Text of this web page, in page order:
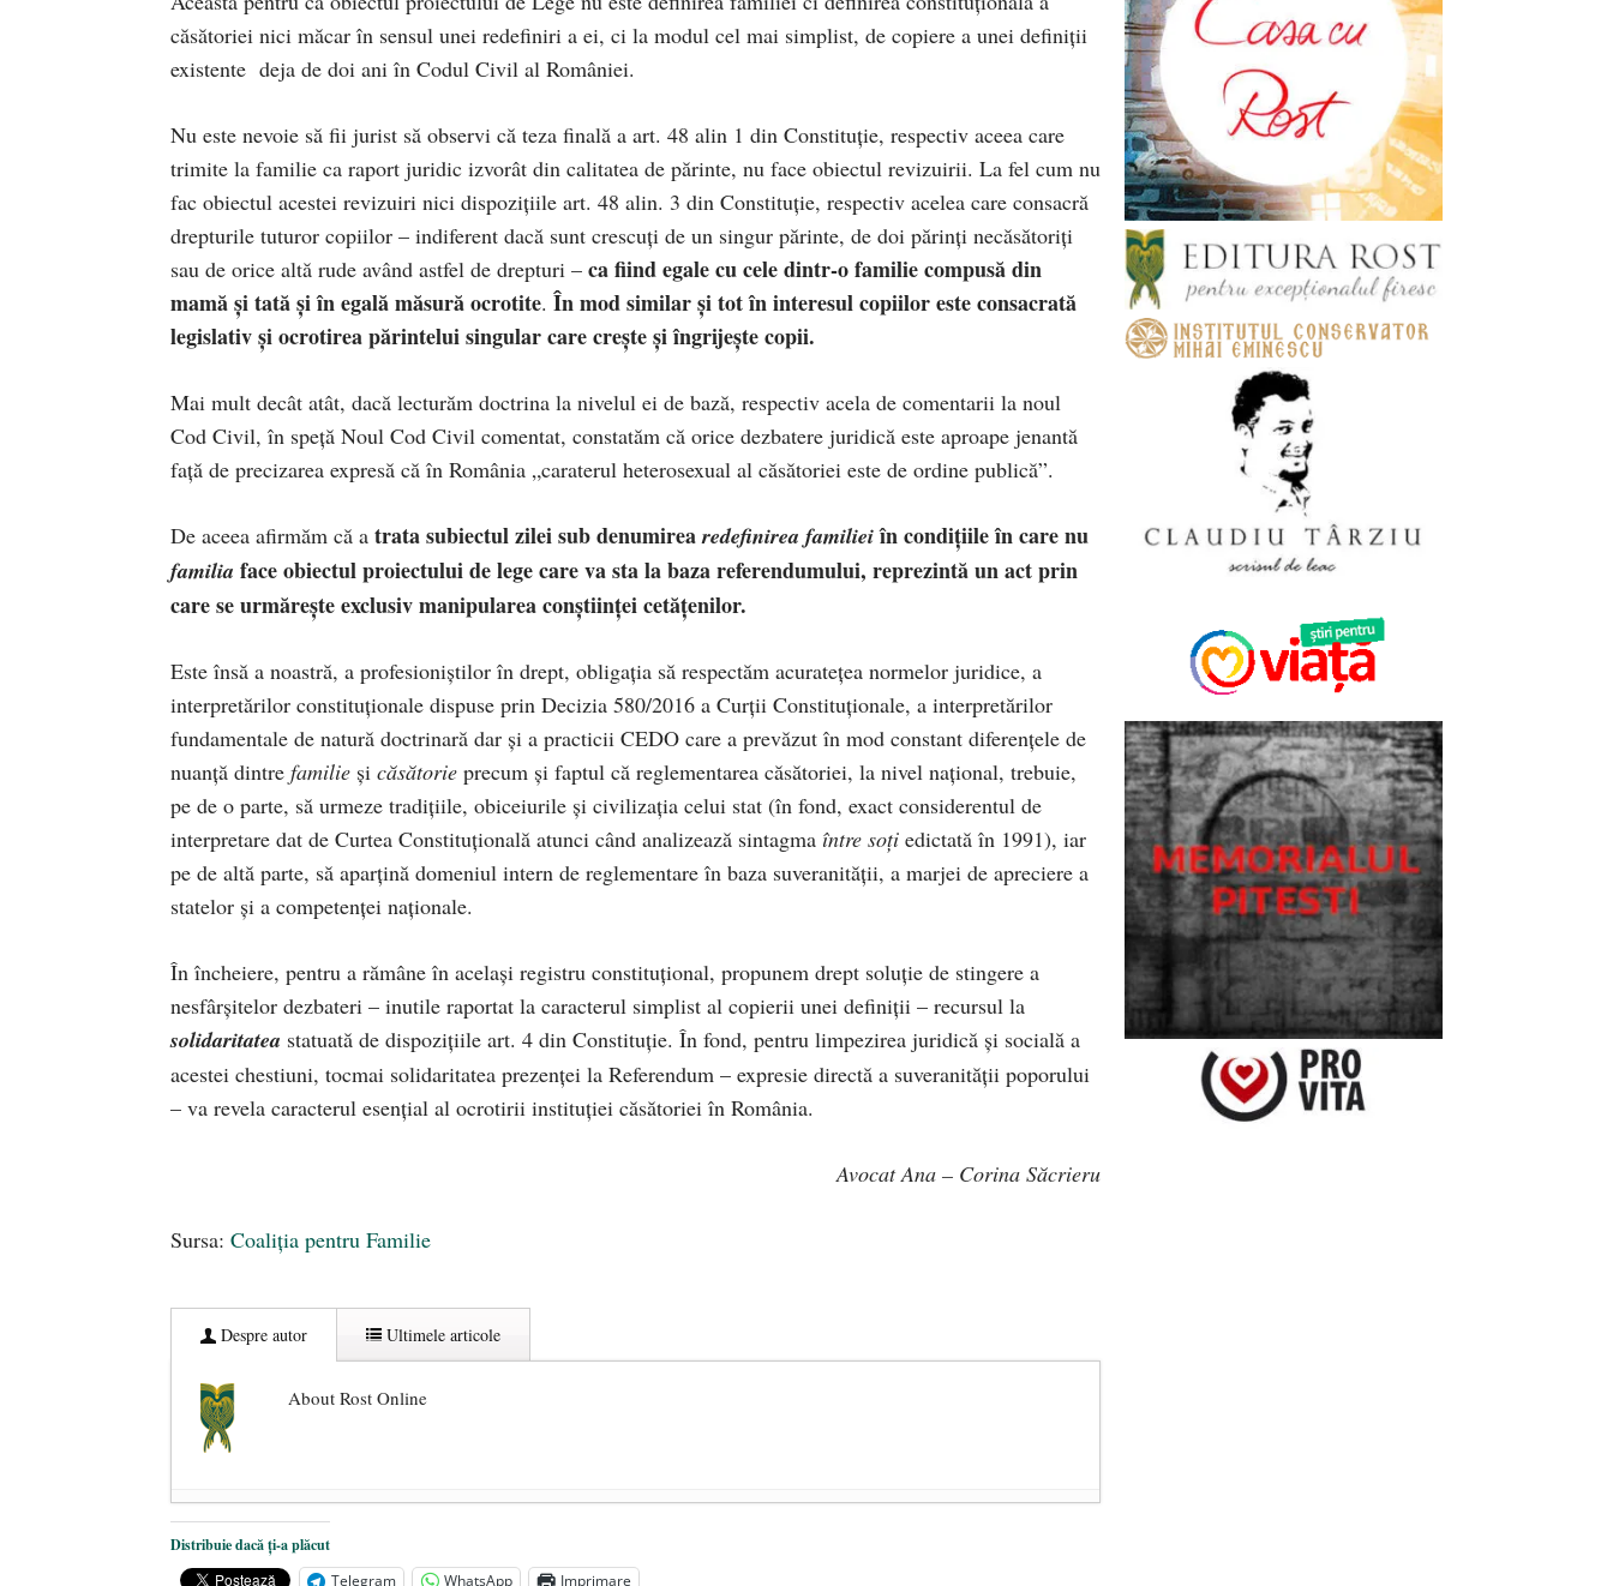
căsătoriei nici măcar în sensul unei redefiniri a ei, ci la modul cel mai simplist, de copiere a unei definiții
existente deja de doi ani în Codul Civil al României.
Nu este nevoie să fii jurist să observi că teza finală a art. 48 alin 1 din Constituție, respectiv aceea care
trimite la familie ca raport juridic izvorât din calitatea de părinte, nu face obiectul revizuirii. La fel cum nu
fac obiectul acestei revizuiri nici dispozițiile art. 48 alin. 3 din Constituție, respectiv acelea care consacră
drepturile tuturor copiilor – indiferent dacă sunt crescuți de un singur părinte, de doi părinți necăsătoriți
sau de orice altă rude având astfel de drepturi – ca fiind egale cu cele dintr-o familie compusă din
mamăși tatășiîn egalămăsurăocrotite. În mod similarși tot în interesul copiilor este consacrată
legislativși ocrotirea părintelui singular care creșteșiîngrijește copii.
Mai mult decât atât, dacă lecturăm doctrina la nivelul ei de bază, respectiv acela de comentarii la noul
Cod Civil, în speță Noul Cod Civil comentat, constatăm că orice dezbatere juridică este aproape jenantă
față de precizarea expresă că în România „caraterul heterosexual al căsătoriei este de ordine publică”.
De aceea afirmăm că a trata subiectul zilei sub denumirearedefinirea familieiîn condițiile în care nu
familia face obiectul proiectului de lege care va sta la baza referendumului, reprezintă un act prin
care se urmărește exclusiv manipularea conștiinței cetățenilor.
Este însă a noastră, a profesioniștilor în drept, obligația să respectăm acuratețea normelor juridice, a
interpretărilor constituționale dispuse prin Decizia 580/2016 a Curții Constituționale, a interpretărilor
fundamentale de natură doctrinară dar și a practicii CEDO care a prevăzut în mod constant diferențele de
nuanță dintre familie și căsătorie precum și faptul că reglementarea căsătoriei, la nivel național, trebuie,
pe de o parte, să urmeze tradițiile, obiceiurile și civilizația celui stat (în fond, exact considerentul de
interpretare dat de Curtea Constituțională atunci când analizează sintagma între soți edictată în 1991), iar
pe de altă parte, să aparțină domeniul intern de reglementare în baza suveranității, a marjei de apreciere a
statelor și a competenței naționale.
În încheiere, pentru a rămâne în același registru constituțional, propunem drept soluție de stingere a
nesfârșitelor dezbateri – inutile raportat la caracterul simplist al copierii unei definiții – recursul la
solidaritatea statuată de dispozițiile art. 4 din Constituție. În fond, pentru limpezirea juridică și socială a
acestei chestiuni, tocmai solidaritatea prezenței la Referendum – expresie directă a suveranității poporului
– va revela caracterul esențial al ocrotirii instituției căsătoriei în România.
Avocat Ana – Corina Săcrieru
Sursa: Coaliția pentru Familie
Despre autor Ultimele articole
About Rost Online
Dezvăluiri cutremurătoare despre președintele Ucrainei, Volodymyr Zelensky
Statul care servește Națiunea - 21 aprilie 2026
Distribuie dacă ți-a plăcut
Telegram
WhatsApp Imprimare